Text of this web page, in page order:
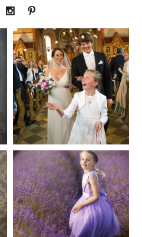
Hochzeit
183
Kinder
111